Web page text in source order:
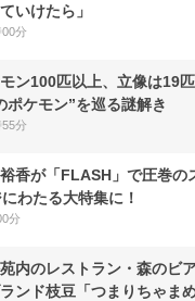
いけたら」
分
ン100匹以上、立像は19
ポケモン”を巡る謎解き
分
香が「FLASH」で圧巻の
わたる大特集に！
分
内のレストラン・森のビ
ンド枝豆「つまりちゃま